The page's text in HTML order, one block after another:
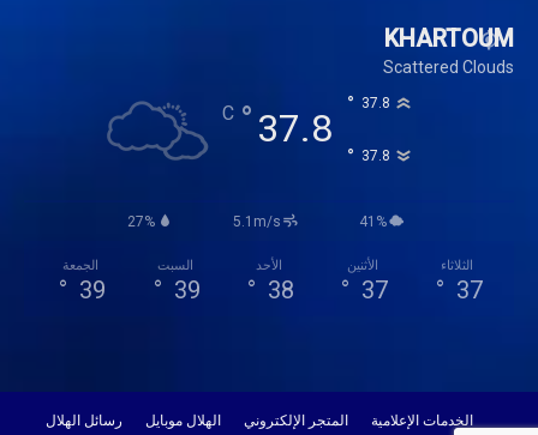
KHARTOUM
Scattered Clouds
37.8
°
C 37.8
°
37.8
°
27% 5.1m/s 41%
الجمعة
39
°
السبت
39
°
الأحد
38
°
الأثنين
37
°
الثلاثاء
37
°
الخدمات الإعلامية المتجر الإلكتروني الهلال موبايل رسائل الهلال